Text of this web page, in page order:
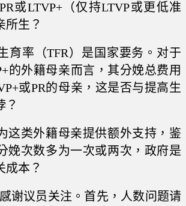
或LTVP+（仅持LTVP或更低准
所生？
育率（TFR）是国家要务。对于
的外籍母亲而言，其分娩总费用
或PR的母亲，这是否与提高生
？
这类外籍母亲提供额外支持，鉴
娩次数多为一次或两次，政府是
成本？
谢议员关注。首先，人数问题请